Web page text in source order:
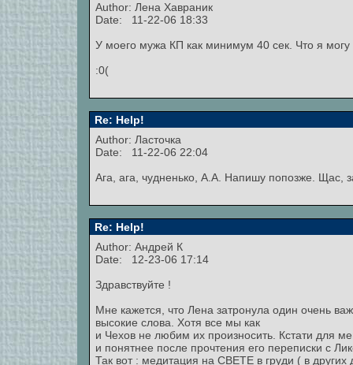
Author: Лена Хавраник
Date: 11-22-06 18:33
У моего мужа КП как минимум 40 сек. Что я
:0(
Re: Help!
Author: Ласточка
Date: 11-22-06 22:04
Ага, ага, чудненько, А.А. Напишу попозже. Щас,
Re: Help!
Author: Андрей К
Date: 12-23-06 17:14
Здравствуйте !
Мне кажется, что Лена затронула один очень
высокие слова. Хотя все мы как
и Чехов не любим их произносить. Кстати для
и понятнее после прочтения его переписки с
Так вот : медитация на СВЕТЕ в груди ( в других